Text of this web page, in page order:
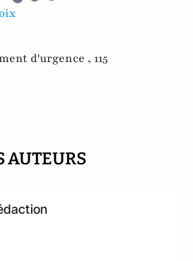
d'urgence , 115
AUTEURS